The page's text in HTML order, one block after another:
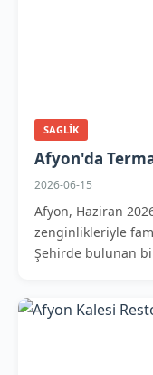
SAGLIK
Afyon'da
2026-06-15
Afyon, Haziran
zenginlikleriyle
Şehirde bulunan